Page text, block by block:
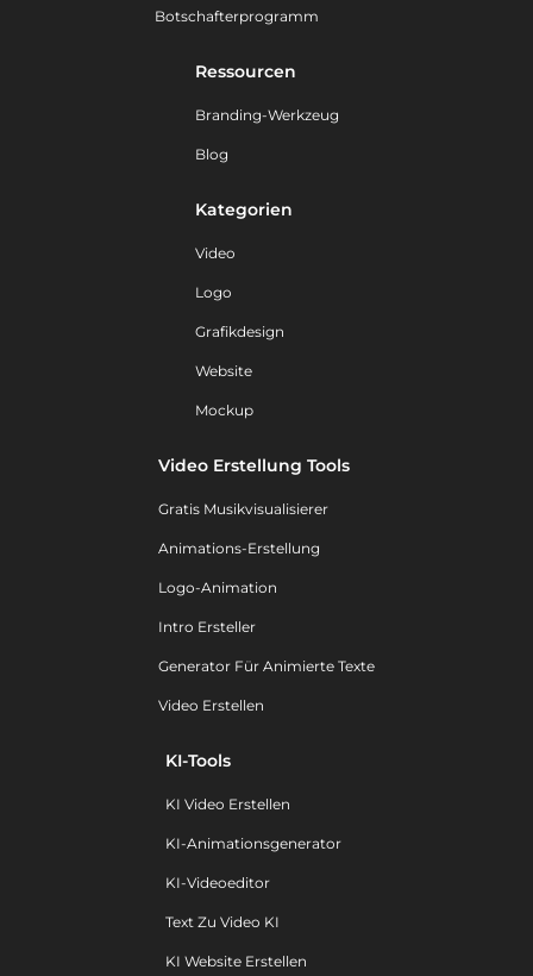
Botschafterprogramm
Ressourcen
Branding-Werkzeug
Blog
Kategorien
Video
Logo
Grafikdesign
Website
Mockup
Video Erstellung Tools
Gratis Musikvisualisierer
Animations-Erstellung
Logo-Animation
Intro Ersteller
Generator Für Animierte Texte
Video Erstellen
KI-Tools
KI Video Erstellen
KI-Animationsgenerator
KI-Videoeditor
Text Zu Video KI
KI Website Erstellen